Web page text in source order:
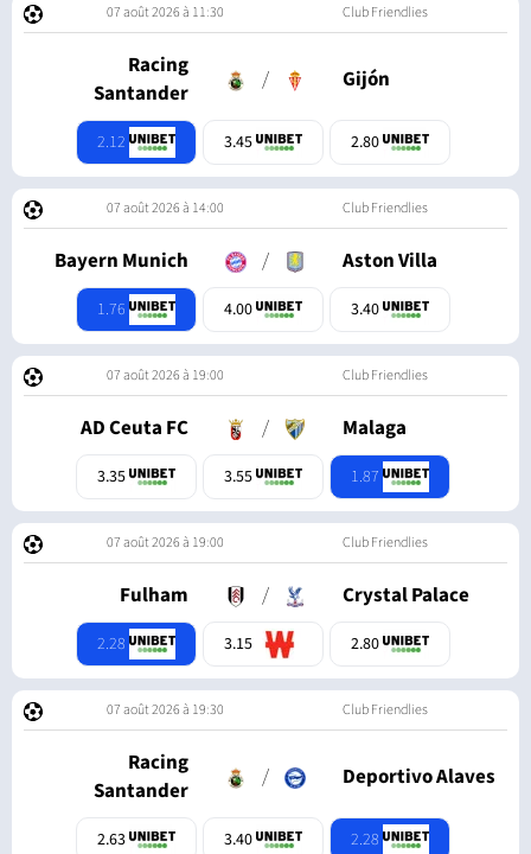
07 août 2026 à 11:30 Club Friendlies
Racing
Santander
/ Gijón
2.12 3.45 2.80
07 août 2026 à 14:00 Club Friendlies
Bayern Munich / Aston Villa
1.76 4.00 3.40
07 août 2026 à 19:00 Club Friendlies
AD Ceuta FC / Malaga
3.35 3.55 1.87
07 août 2026 à 19:00 Club Friendlies
Fulham / Crystal Palace
2.28 3.15 2.80
07 août 2026 à 19:30 Club Friendlies
Racing
Santander
/ Deportivo Alaves
2.63 3.40 2.28